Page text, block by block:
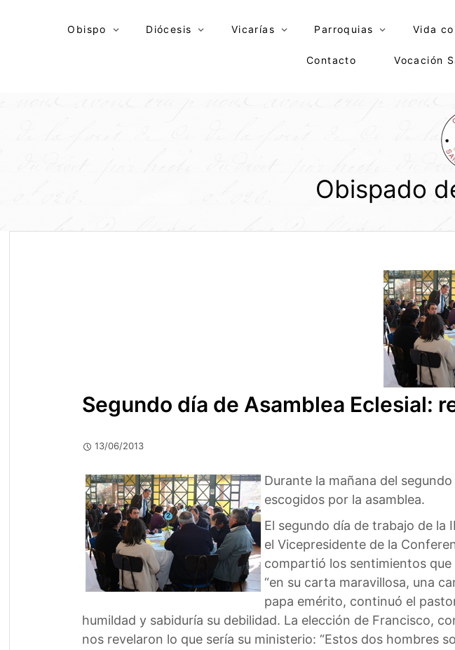
Obispo Diócesis Vicarías Parroquias Vida
Contacto Vocación
Obispado
Segundo día de Asamblea Eclesial:
13/06/2013
Durante la mañana del
escogidos por la asamblea.
El segundo día de trabajo de la
el Vicepresidente de la
compartió los sentimientos
“en su carta maravillosa, una
papa emérito, continuó el
humildad y sabiduría su debilidad. La elección de Francisco,
nos revelaron lo que sería su ministerio: “Estos dos hombres